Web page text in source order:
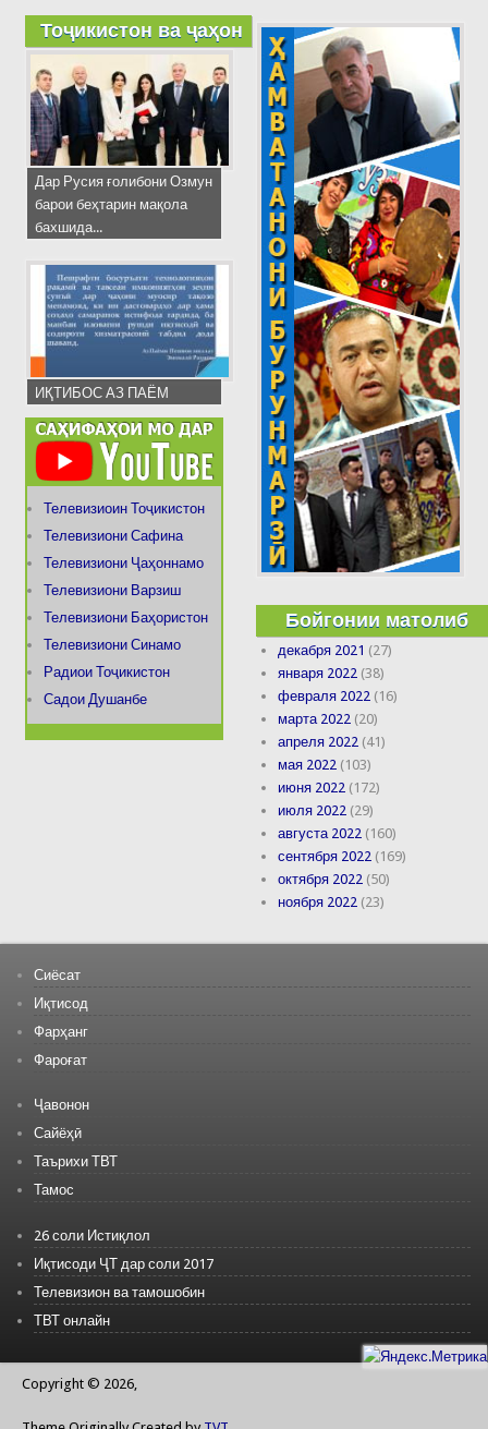
Тоҷикистон ва ҷаҳон
Дар Русия ғолибони Озмун
барои беҳтарин мақола
бахшида...
ИҚТИБОС АЗ ПАЁМ
Телевизиоин Тоҷикистон
Телевизиони Сафина
Телевизиони Ҷаҳоннамо
Телевизиони Варзиш
Телевизиони Баҳористон
Телевизиони Синамо
Радиои Тоҷикистон
Садои Душанбе
Бойгонии матолиб
декабря 2021 (27)
января 2022 (38)
февраля 2022 (16)
марта 2022 (20)
апреля 2022 (41)
мая 2022 (103)
июня 2022 (172)
июля 2022 (29)
августа 2022 (160)
сентября 2022 (169)
октября 2022 (50)
ноября 2022 (23)
Сиёсат
Иқтисод
Фарҳанг
Фароғат
Ҷавонон
Сайёҳӣ
Таърихи ТВТ
Тамос
26 соли Истиқлол
Иқтисоди ҶТ дар соли 2017
Телевизион ва тамошобин
ТВТ онлайн
Copyright © 2026,